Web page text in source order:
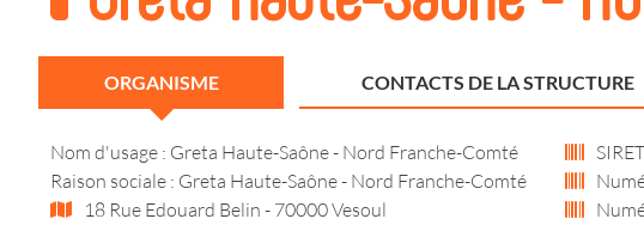
ORGANISME CONTACTS DE LA STRUCTURE
Nom d'usage : Greta Haute-Saône - Nord Franche-Comté
Raison sociale : Greta Haute-Saône - Nord Franche-Comté
18 Rue Edouard Belin - 70000 Vesoul